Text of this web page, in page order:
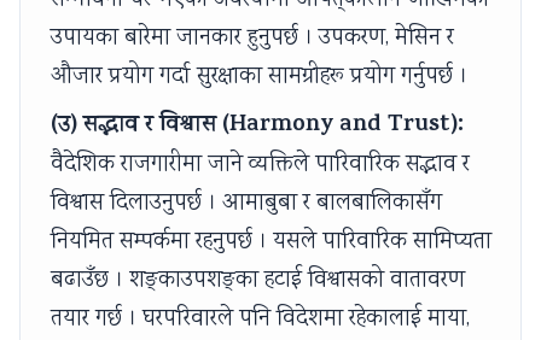
उपायका बारेमा जानकार हुनुपर्छ । उपकरण, मेसिन र
औजार प्रयोग गर्दा सुरक्षाका सामग्रीहरू प्रयोग गर्नुपर्छ ।
(उ) सद्भाव र विश्वास (Harmony and Trust):
वैदेशिक राजगारीमा जाने व्यक्तिले पारिवारिक सद्भाव र
विश्वास दिलाउनुपर्छ । आमाबुबा र बालबालिकासँग
नियमित सम्पर्कमा रहनुपर्छ । यसले पारिवारिक सामिप्यता
बढाउँछ । शङ्काउपशङ्का हटाई विश्वासको वातावरण
तयार गर्छ । घरपरिवारले पनि विदेशमा रहेकालाई माया,